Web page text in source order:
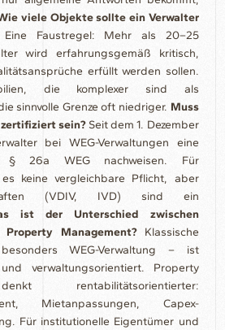
viele Objekte sollte ein Verwalter
Eine Faustregel: Mehr als 20–25
wird erfahrungsgemäß kritisch,
erfüllt werden sollen.
die komplexer sind als
sinnvolle Grenze oft niedriger. Muss
sein?Seit dem 1. Dezember
bei WEG-Verwaltungen eine
§ 26a WEG nachweisen. Für
keine vergleichbare Pflicht, aber
(VDIV, IVD) sind ein
ist der Unterschied zwischen
Property Management?Klassische
WEG-Verwaltung – ist
verwaltungsorientiert. Property
rentabilitätsorientierter:
Mietanpassungen, Capex-
Für institutionelle Eigentümer und